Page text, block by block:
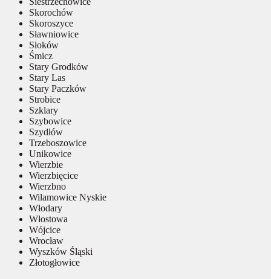
Skorochów
Skoroszyce
Sławniowice
Słoków
Śmicz
Stary Grodków
Stary Las
Stary Paczków
Strobice
Szklary
Szybowice
Szydłów
Trzeboszowice
Unikowice
Wierzbie
Wierzbięcice
Wierzbno
Wilamowice Nyskie
Włodary
Włostowa
Wójcice
Wrocław
Wyszków Śląski
Złotogłowice